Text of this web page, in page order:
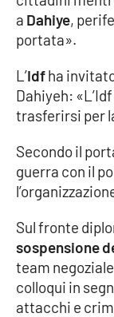
Sport
RUBRICHE
Good
Parchi Marini
Imprese Di
Le perfidie di
a Dahiye,
portata».
L’Idfha
Dahiyeh:
trasferirsi per
Secondo il
guerra con il
Sul fronte
sospensione
team
colloqui in
attacchi e